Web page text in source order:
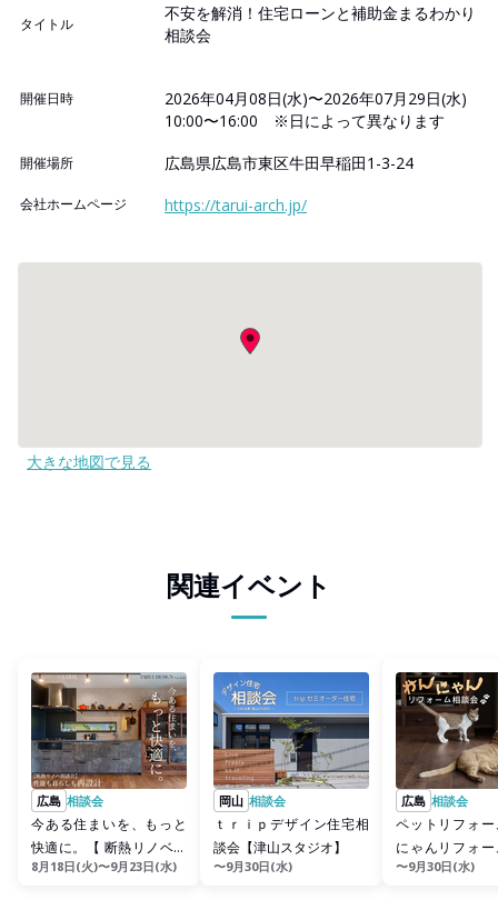
タイトル
不安を解消！住宅ローンと補助金まるわかり
相談会
開催日時
2026年04月08日(水)〜2026年07月29日(水)
10:00〜16:00 ※日によって異なります
開催場所 広島県広島市東区牛田早稲田1-3-24
会社ホームページ https://tarui-arch.jp/
大きな地図で見る
関連イベント
広島 相談会
今ある住まいを、もっと
快適に。【 断熱リノベー
ション相談会】
8月18日(火)〜9月23日(水)
岡山 相談会
ｔｒｉｐデザイン住宅相
談会【津山スタジオ】
〜9月30日(水)
広島 相談会
ペットリフォ
にゃんリフォ
／
〜9月30日(水)